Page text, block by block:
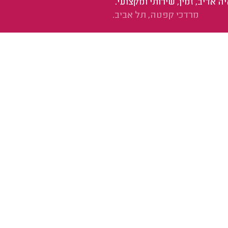
אדיב, זמין, שירותי ומקצועי.
מרדכי קפטה, תל אביב.